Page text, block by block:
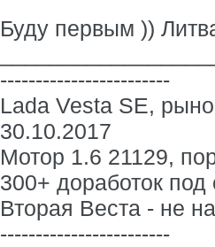
Буду первым ))
------------------------
Lada Vesta SE,
30.10.2017
Мотор 1.6 21129,
300+ доработок под
Вторая Веста - не
------------------------